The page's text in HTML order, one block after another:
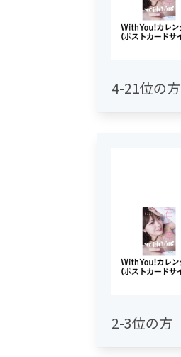
4-21位の方
2-3位の方